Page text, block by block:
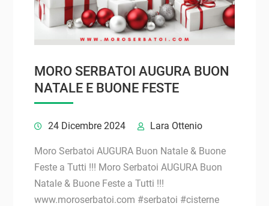
MORO SERBATOI AUGURA BUON
NATALE E BUONE FESTE
24 Dicembre 2024 Lara Ottenio
Moro Serbatoi AUGURA Buon Natale & Buone
Feste a Tutti !!! Moro Serbatoi AUGURA Buon
Natale & Buone Feste a Tutti !!!
www.moroserbatoi.com #serbatoi #cisterne